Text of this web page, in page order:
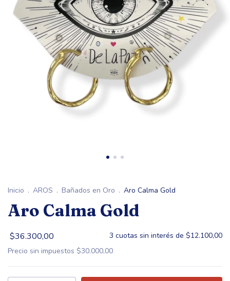
Inicio . AROS . Bañados en Oro . Aro Calma Gold
Aro Calma Gold
$36.300,00 3 cuotas sin interés de $12.100,00
Precio sin impuestos $30.000,00